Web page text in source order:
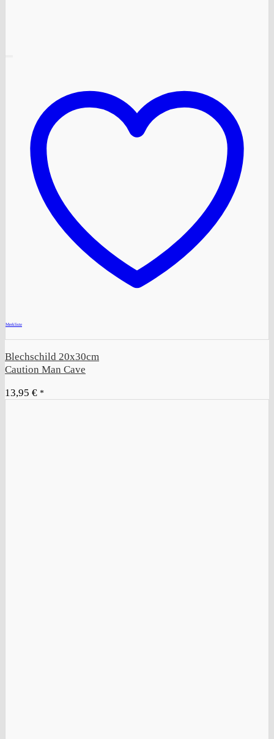
Merkliste
Blechschild 20x30cm
Caution Man Cave
13,95 € *